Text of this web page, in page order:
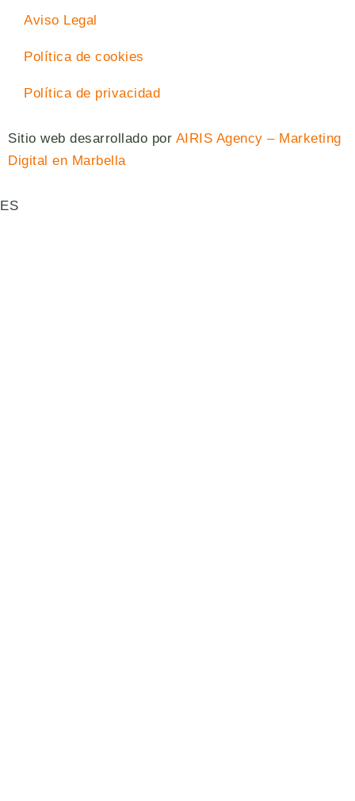
Aviso Legal
Política de cookies
Política de privacidad
Sitio web desarrollado por AIRIS Agency – Marketing
Digital en Marbella
ES